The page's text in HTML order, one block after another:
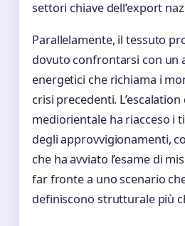
settori chiave dell’export
Parallelamente, il tessuto
dovuto confrontarsi con un
energetici che richiama i
crisi precedenti.
mediorientale ha riacceso i
degli approvvigionamenti,
che ha avviato l’esame di
far fronte a uno scenario
definiscono strutturale più